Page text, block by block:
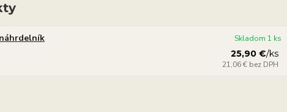
25,90 €/ks
21,06 € bez DPH
Skladom 1 ks